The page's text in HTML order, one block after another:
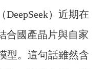
）近期在
合國產晶片與自家
型。這句話雖然含